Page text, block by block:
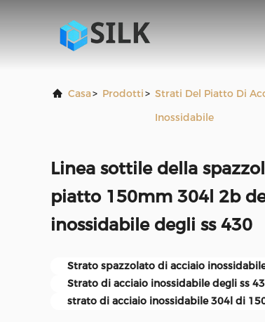
Casa> Prodotti> Strati Del Piatto Di
Inossidabile
Linea sottile della
piatto 150mm 304l 2b
inossidabile degli ss 430
Strato spazzolato di acciaio
Strato di acciaio inossidabile degli ss
strato di acciaio inossidabile 304l di